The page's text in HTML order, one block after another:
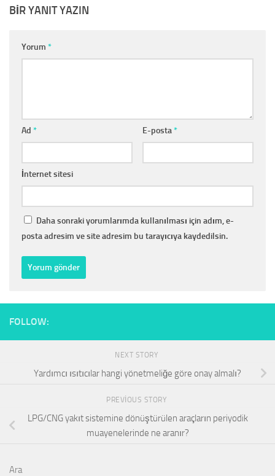
BIR YANIT YAZIN
Yorum *
Ad * E-posta*
İnternet sitesi
Daha sonraki yorumlarımda kullanılması için adım, e-
posta adresim ve site adresim bu tarayıcıya kaydedilsin.
FOLLOW:
NEXT STORY
Yardımcı ısıtıcılar hangi yönetmeliğe göre onay almalı?
PREVIOUS STORY
LPG/CNG yakıt sistemine dönüştürülen araçların periyodik
muayenelerinde ne aranır?
Ara